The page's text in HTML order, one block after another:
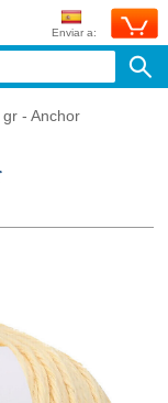
Enviar a:
- Anchor